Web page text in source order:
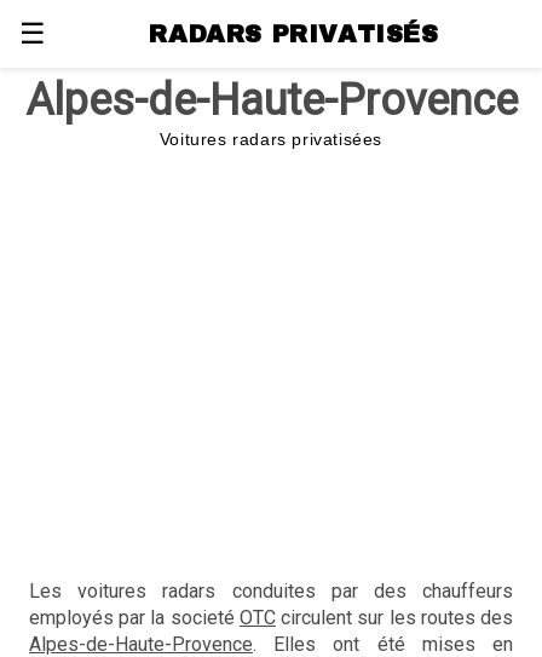
☰ RADARS PRIVATISÉS
Alpes-de-Haute-Provence
Voitures radars privatisées
Les voitures radars conduites par des chauffeurs
employés par la societé OTCcirculent sur les routes des
Alpes-de-Haute-Provence. Elles ont été mises en